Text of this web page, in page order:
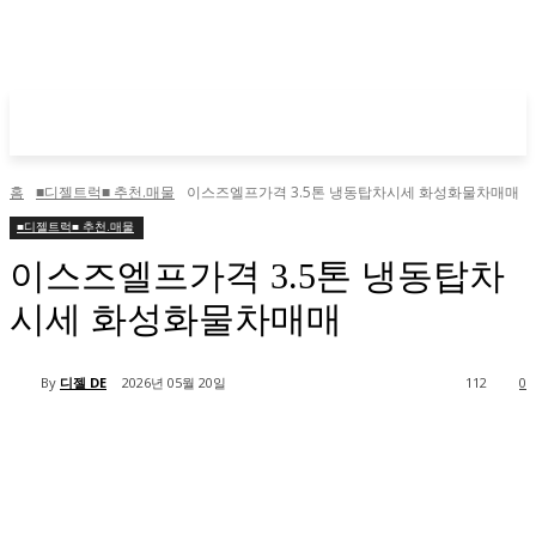
홈 ■디젤트럭■ 추천.매물 이스즈엘프가격 3.5톤 냉동탑차시세 화성화물차매매
■디젤트럭■ 추천.매물
이스즈엘프가격 3.5톤 냉동탑차
시세 화성화물차매매
By 디젤 DE 2026년 05월 20일 0
112